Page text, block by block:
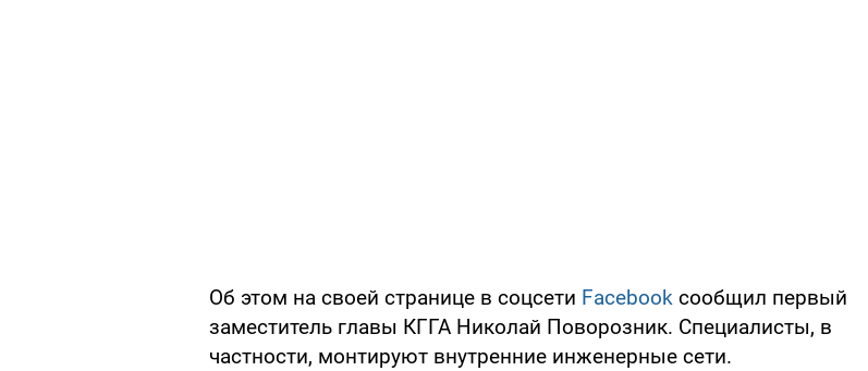
Об этом на своей странице в соцсети Facebook сообщил первый
заместитель главы КГГА Николай Поворозник. Специалисты, в
частности, монтируют внутренние инженерные сети.